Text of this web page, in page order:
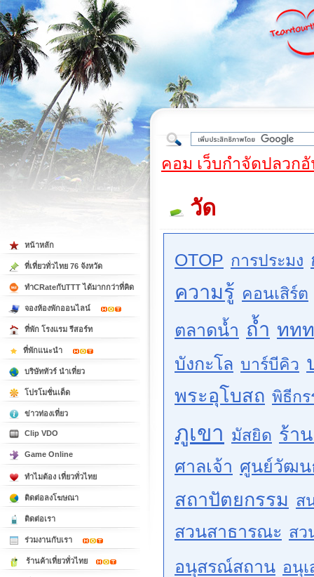
ต้
คอม เว็บกำจัดปลวก
วัด
OTOP การประมง
ความรู้ คอนเสิร์ต
ตลาดน้ำ ถ้ำ ทท
บังกะโล บาร์บีคิว
พระอุโบสถ พิธีกร
ภูเขา มัสยิด ร้า
ศาลเจ้า ศูนย์วัฒน
สถาปัตยกรรม ส
สวนสาธารณะ สว
อนุสรณ์สถาน อนุ
หน้าหลัก
ที่เที่ยวทั่วไทย 76 จังหวัด
ทำCRateกับTTT ได้มากกว่าที่คิด
จองห้องพักออนไลน์
ที่พัก โรงแรม รีสอร์ท
ที่พักแนะนำ
บริษัททัวร์ นำเที่ยว
โปรโมชั่นเด็ด
ข่าวท่องเที่ยว
Clip VDO
Game Online
ทำไมต้อง เที่ยวทั่วไทย
ติดต่อลงโฆษณา
ติดต่อเรา
ร่วมงานกับเรา
ร้านค้าเที่ยวทั่วไทย